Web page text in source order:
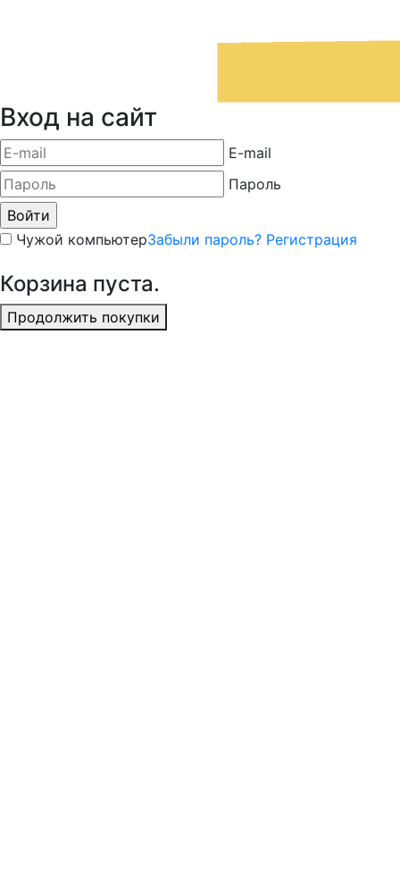
Вход на сайт
E-mail
Пароль
Чужой компьютерЗабыли пароль? Регистрация
Корзина пуста.
Продолжить покупки